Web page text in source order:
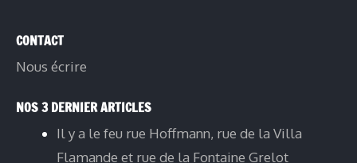
CONTACT
Nous écrire
NOS 3 DERNIER ARTICLES
Il y a le feu rue Hoffmann, rue de la Villa
Flamande et rue de la Fontaine Grelot